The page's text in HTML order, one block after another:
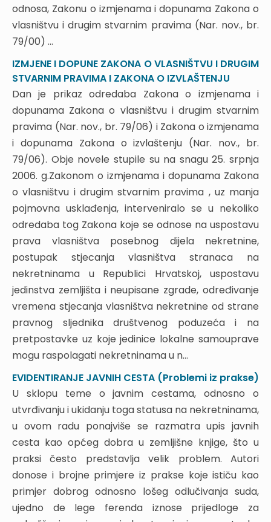
2.4. PRAVNO SJEDINJENJE ZEMLJIŠTA I NEUPISANE
ZGRADE
2.5. VLASNIŠTVO TRGOVAČKOG DRUŠTVA KAO
PRAVNOG SLJEDNIKA DRUŠTVENOG PODUZEĆA
2.6. RASPOLAGANJE NEKRETNINAMA U VLASNIŠTVU
JEDINICA LOKALNE SAMOUPRAVE
3. IZMJENE I DOPUNE ZAKONA O IZVLAŠTENJU
3.1. USKLAĐENJE ZAKONA O IZVLAŠTENJU SA
ZAKONOM O PROSTORNOM UREĐENJU I DRUGIM
PROPISIMA
3.2. ZAHTJEV ZA IZVLAŠTENJE PREOSTALOG DIJELA
NEKRETNINE
3.3. RJEŠENJE O PRIHVAĆANJU PRIJEDLOGA ZA
IZVLAŠTENJE
3.4. ZAHTJEV ZA PONIŠTENJE PRAVOMOĆNOG
RJEŠENJA O IZVLAŠTENJU
3.4.1. Rok za podnošenje zahtjeva za poništenje
pravomoćnog rješenja o izvlaštenju
3.4.2. Nadležnost za poništenje rješenja o izvlaštenju
3.5. GUBITAK PRAVA NA NAKNADU ZA BESPRAVNO
IZGRAĐENI OBJEKT
3.6. REVIZIJA PROTIV ODLUKE ŽUPANIJSKOG SUDA
ZAKLJUČNE NAPOMENE
EVIDENTIRANJE JAVNIH CESTA (Problemi iz
1. UVOD
2. OPĆA DOBRA
2.1. JAVNE CESTE – ZAKONSKI OKVIR
2.2. POMORSKO DOBRO
3. POVIJESNI PRIKAZ PROPISA O JAVNIM
CESTAMA
4. ODREĐIVANJE STATUSA JAVNE CESTE
4.1. IZVLAŠTENJE
4.2. PODACI O JAVNIM CESTAMA
odnosa, Zakonu o izmjenama i dopunama Zakona o
vlasništvu i drugim stvarnim pravima (Nar. nov., br.
79/00) ...
IZMJENE I DOPUNE ZAKONA O VLASNIŠTVU I DRUGIM
STVARNIM PRAVIMA I ZAKONA O IZVLAŠTENJU
Dan je prikaz odredaba Zakona o izmjenama i
dopunama Zakona o vlasništvu i drugim stvarnim
pravima (Nar. nov., br. 79/06) i Zakona o izmjenama
i dopunama Zakona o izvlaštenju (Nar. nov., br.
79/06). Obje novele stupile su na snagu 25. srpnja
2006. g.Zakonom o izmjenama i dopunama Zakona
o vlasništvu i drugim stvarnim pravima , uz manja
pojmovna usklađenja, interveniralo se u nekoliko
odredaba tog Zakona koje se odnose na uspostavu
prava vlasništva posebnog dijela nekretnine,
postupak stjecanja vlasništva stranaca na
nekretninama u Republici Hrvatskoj, uspostavu
jedinstva zemljišta i neupisane zgrade, određivanje
vremena stjecanja vlasništva nekretnine od strane
pravnog sljednika društvenog poduzeća i na
pretpostavke uz koje jedinice lokalne samouprave
mogu raspolagati nekretninama u n...
EVIDENTIRANJE JAVNIH CESTA (Problemi iz prakse)
U sklopu teme o javnim cestama, odnosno o
utvrđivanju i ukidanju toga statusa na nekretninama,
u ovom radu ponajviše se razmatra upis javnih
cesta kao općeg dobra u zemljišne knjige, što u
praksi često predstavlja velik problem. Autori
donose i brojne primjere iz prakse koje ističu kao
primjer dobrog odnosno lošeg odlučivanja suda,
ujedno de lege ferenda iznose prijedloge za